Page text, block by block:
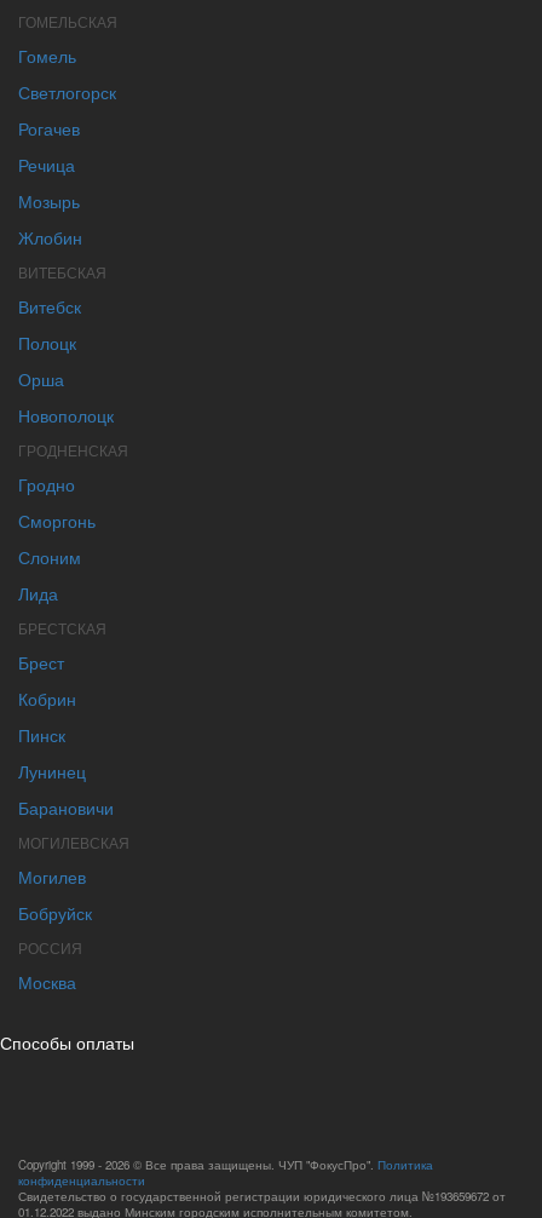
ГОМЕЛЬСКАЯ
Гомель
Светлогорск
Рогачев
Речица
Мозырь
Жлобин
ВИТЕБСКАЯ
Витебск
Полоцк
Орша
Новополоцк
ГРОДНЕНСКАЯ
Гродно
Сморгонь
Слоним
Лида
БРЕСТСКАЯ
Брест
Кобрин
Пинск
Лунинец
Барановичи
МОГИЛЕВСКАЯ
Могилев
Бобруйск
РОССИЯ
Москва
Способы оплаты
Copyright 1999 - 2026 © Все права защищены. ЧУП "ФокусПро". Политика
конфиденциальности
Свидетельство о государственной регистрации юридического лица №193659672 от
01.12.2022 выдано Минским городским исполнительным комитетом.